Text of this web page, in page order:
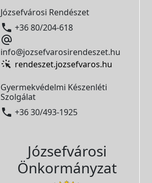
Józsefvárosi Rendészet
 +36 80/204-618

info@jozsefvarosirendeszet.hu
rendeszet.jozsefvaros.hu
Gyermekvédelmi Készenléti
Szolgálat
 +36 30/493-1925
Józsefvárosi
Önkormányzat